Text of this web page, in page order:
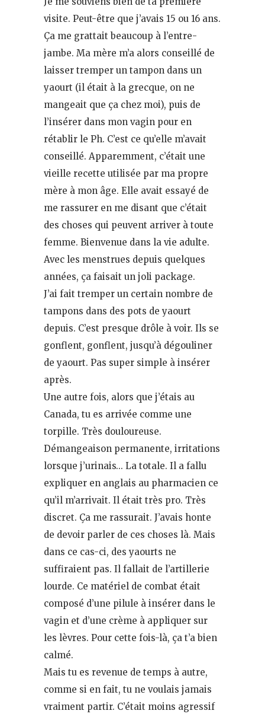
visite. Peut-être que j’avais 15 ou 16 ans.
Ça me grattait beaucoup à l’entre-
jambe. Ma mère m’a alors conseillé de
laisser tremper un tampon dans un
yaourt (il était à la grecque, on ne
mangeait que ça chez moi), puis de
l’insérer dans mon vagin pour en
rétablir le Ph. C’est ce qu’elle m’avait
conseillé. Apparemment, c’était une
vieille recette utilisée par ma propre
mère à mon âge. Elle avait essayé de
me rassurer en me disant que c’était
des choses qui peuvent arriver à toute
femme. Bienvenue dans la vie adulte.
Avec les menstrues depuis quelques
années, ça faisait un joli package.
J’ai fait tremper un certain nombre de
tampons dans des pots de yaourt
depuis. C’est presque drôle à voir. Ils se
gonflent, gonflent, jusqu’à dégouliner
de yaourt. Pas super simple à insérer
après.
Une autre fois, alors que j’étais au
Canada, tu es arrivée comme une
torpille. Très douloureuse.
Démangeaison permanente, irritations
lorsque j’urinais… La totale. Il a fallu
expliquer en anglais au pharmacien ce
qu’il m’arrivait. Il était très pro. Très
discret. Ça me rassurait. J’avais honte
de devoir parler de ces choses là. Mais
dans ce cas-ci, des yaourts ne
suffiraient pas. Il fallait de l’artillerie
lourde. Ce matériel de combat était
composé d’une pilule à insérer dans le
vagin et d’une crème à appliquer sur
les lèvres. Pour cette fois-là, ça t’a bien
calmé.
Mais tu es revenue de temps à autre,
comme si en fait, tu ne voulais jamais
vraiment partir. C’était moins agressif